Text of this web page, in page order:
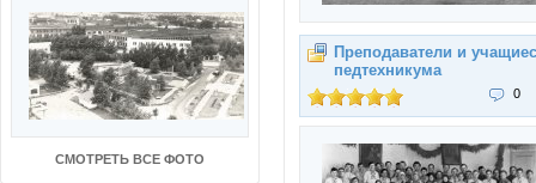
СМОТРЕТЬ ВСЕ ФОТО
Преподаватели и
педтехникума
0